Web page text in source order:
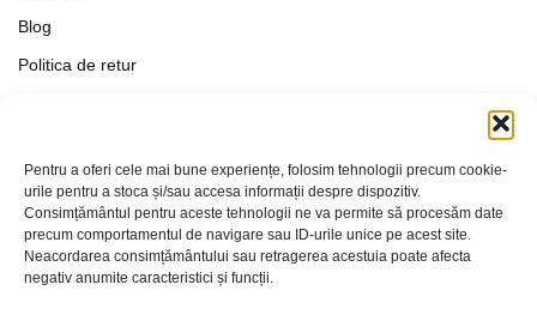
Pentru a oferi cele mai bune experiențe, folosim tehnologii precum cookie-
urile pentru a stoca și/sau accesa informații despre dispozitiv.
Consimțământul pentru aceste tehnologii ne va permite să procesăm date
precum comportamentul de navigare sau ID-urile unice pe acest site.
Neacordarea consimțământului sau retragerea acestuia poate afecta
negativ anumite caracteristici și funcții.
Blog
Politica de retur
Politica de Confidențialitate
Politica de cookies
Setări Cookie-uri
Contact